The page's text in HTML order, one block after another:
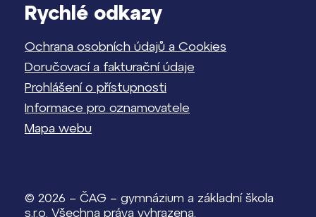
Rychlé odkazy
Ochrana osobních údajů a Cookies
Doručovací a fakturační údaje
Prohlášení o přístupnosti
Informace pro oznamovatele
Mapa webu
© 2026 – ČAG – gymnázium a základní škola
s.r.o. Všechna práva vyhrazena.